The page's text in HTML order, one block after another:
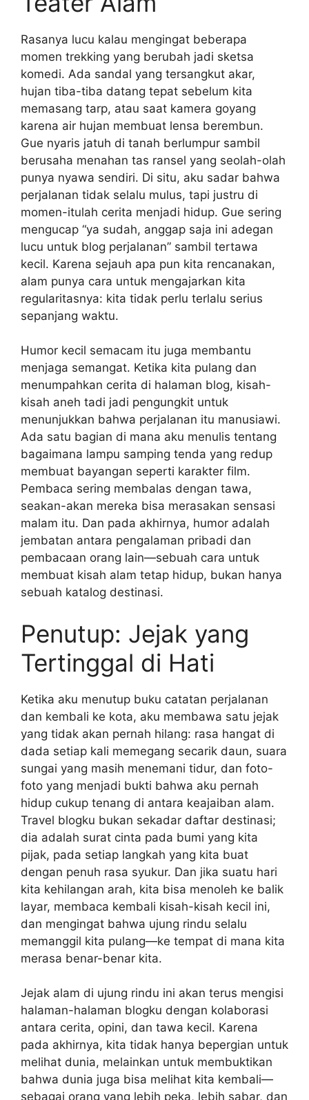
Rasanya lucu kalau mengingat beberapa
momen trekking yang berubah jadi sketsa
komedi. Ada sandal yang tersangkut akar,
hujan tiba-tiba datang tepat sebelum kita
memasang tarp, atau saat kamera goyang
karena air hujan membuat lensa berembun.
Gue nyaris jatuh di tanah berlumpur sambil
berusaha menahan tas ransel yang seolah-olah
punya nyawa sendiri. Di situ, aku sadar bahwa
perjalanan tidak selalu mulus, tapi justru di
momen-itulah cerita menjadi hidup. Gue sering
mengucap “ya sudah, anggap saja ini adegan
lucu untuk blog perjalanan” sambil tertawa
kecil. Karena sejauh apa pun kita rencanakan,
alam punya cara untuk mengajarkan kita
regularitasnya: kita tidak perlu terlalu serius
sepanjang waktu.
Humor kecil semacam itu juga membantu
menjaga semangat. Ketika kita pulang dan
menumpahkan cerita di halaman blog, kisah-
kisah aneh tadi jadi pengungkit untuk
menunjukkan bahwa perjalanan itu manusiawi.
Ada satu bagian di mana aku menulis tentang
bagaimana lampu samping tenda yang redup
membuat bayangan seperti karakter film.
Pembaca sering membalas dengan tawa,
seakan-akan mereka bisa merasakan sensasi
malam itu. Dan pada akhirnya, humor adalah
jembatan antara pengalaman pribadi dan
pembacaan orang lain—sebuah cara untuk
membuat kisah alam tetap hidup, bukan hanya
sebuah katalog destinasi.
Penutup: Jejak yang
Tertinggal di Hati
Ketika aku menutup buku catatan perjalanan
dan kembali ke kota, aku membawa satu jejak
yang tidak akan pernah hilang: rasa hangat di
dada setiap kali memegang secarik daun, suara
sungai yang masih menemani tidur, dan foto-
foto yang menjadi bukti bahwa aku pernah
hidup cukup tenang di antara keajaiban alam.
Travel blogku bukan sekadar daftar destinasi;
dia adalah surat cinta pada bumi yang kita
pijak, pada setiap langkah yang kita buat
dengan penuh rasa syukur. Dan jika suatu hari
kita kehilangan arah, kita bisa menoleh ke balik
layar, membaca kembali kisah-kisah kecil ini,
dan mengingat bahwa ujung rindu selalu
memanggil kita pulang—ke tempat di mana kita
merasa benar-benar kita.
Jejak alam di ujung rindu ini akan terus mengisi
halaman-halaman blogku dengan kolaborasi
antara cerita, opini, dan tawa kecil. Karena
pada akhirnya, kita tidak hanya bepergian untuk
melihat dunia, melainkan untuk membuktikan
bahwa dunia juga bisa melihat kita kembali—
sebagai orang yang lebih peka, lebih sabar, dan